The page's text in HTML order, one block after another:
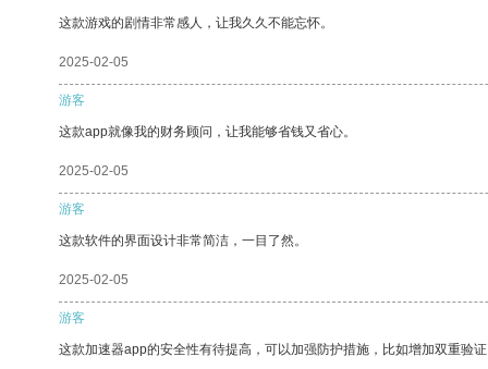
这款游戏的剧情非常感人，让我久久不能忘怀。
2025-02-05
游客
这款app就像我的财务顾问，让我能够省钱又省心。
2025-02-05
游客
这款软件的界面设计非常简洁，一目了然。
2025-02-05
游客
这款加速器app的安全性有待提高，可以加强防护措施，比如增加双重验